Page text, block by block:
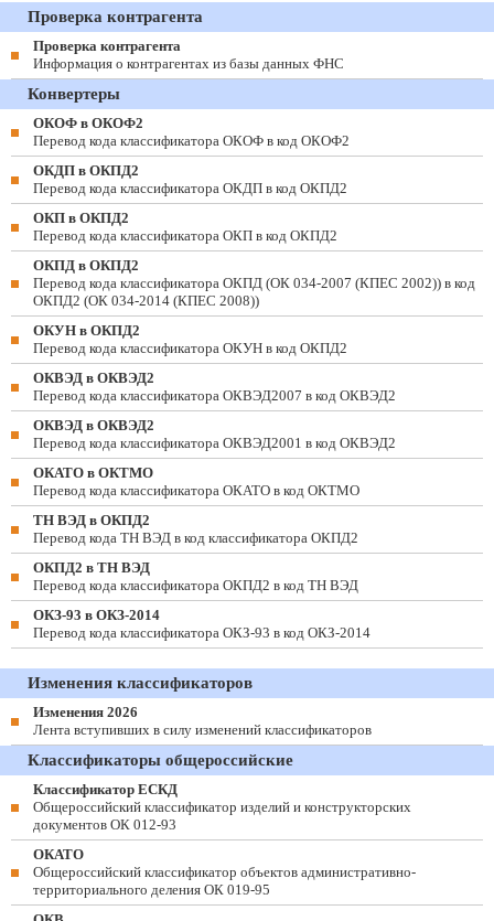
Проверка контрагента
Проверка контрагента
Информация о контрагентах из базы данных ФНС
Конвертеры
ОКОФ в ОКОФ2
Перевод кода классификатора ОКОФ в код ОКОФ2
ОКДП в ОКПД2
Перевод кода классификатора ОКДП в код ОКПД2
ОКП в ОКПД2
Перевод кода классификатора ОКП в код ОКПД2
ОКПД в ОКПД2
Перевод кода классификатора ОКПД (ОК 034-2007 (КПЕС 2002)) в код
ОКПД2 (ОК 034-2014 (КПЕС 2008))
ОКУН в ОКПД2
Перевод кода классификатора ОКУН в код ОКПД2
ОКВЭД в ОКВЭД2
Перевод кода классификатора ОКВЭД2007 в код ОКВЭД2
ОКВЭД в ОКВЭД2
Перевод кода классификатора ОКВЭД2001 в код ОКВЭД2
ОКАТО в ОКТМО
Перевод кода классификатора ОКАТО в код ОКТМО
ТН ВЭД в ОКПД2
Перевод кода ТН ВЭД в код классификатора ОКПД2
ОКПД2 в ТН ВЭД
Перевод кода классификатора ОКПД2 в код ТН ВЭД
ОКЗ-93 в ОКЗ-2014
Перевод кода классификатора ОКЗ-93 в код ОКЗ-2014
Изменения классификаторов
Изменения 2026
Лента вступивших в силу изменений классификаторов
Классификаторы общероссийские
Классификатор ЕСКД
Общероссийский классификатор изделий и конструкторских
документов ОК 012-93
ОКАТО
Общероссийский классификатор объектов административно-
территориального деления ОК 019-95